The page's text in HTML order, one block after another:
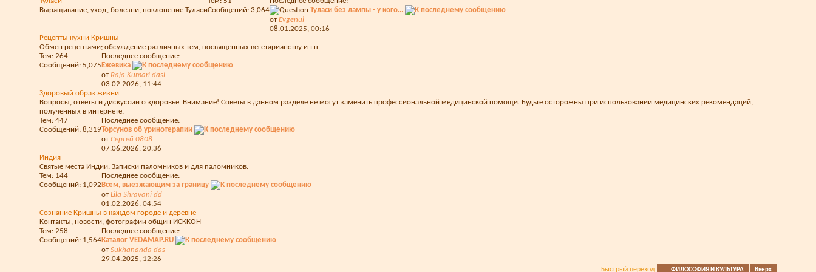
Выращивание, уход, болезни, поклонение ТуласиСообщений: 3,064
Туласи без лампы - у кого...
от Evgenui
08.01.2025, 00:16
Рецепты кухни Кришны
Обмен рецептами; обсуждение различных тем, посвященных вегетарианству и т.п.
Тем: 264
Сообщений: 5,075
Последнее сообщение:
Ежевика
от Raja Kumari dasi
03.02.2026, 11:44
Здоровый образ жизни
Вопросы, ответы и дискуссии о здоровье. Внимание! Советы в данном разделе не могут заменить профессиональной медицинской помощи. Будьте осторожны при использовании медицинских рекомендаций,
полученных в интернете.
Тем: 447
Сообщений: 8,319
Последнее сообщение:
Торсунов об уринотерапии
от Сергей 0808
07.06.2026, 20:36
Индия
Святые места Индии. Записки паломников и для паломников.
Тем: 144
Сообщений: 1,092
Последнее сообщение:
Всем, выезжающим за границу
от Lila Shravani dd
01.02.2026, 04:54
Сознание Кришны в каждом городе и деревне
Контакты, новости, фотографии общин ИСККОН
Тем: 258
Сообщений: 1,564
Последнее сообщение:
Каталог VEDAMAP.RU
от Sukhananda das
29.04.2025, 12:26
Быстрый переход ФИЛОСОФИЯ И КУЛЬТУРА Вверх